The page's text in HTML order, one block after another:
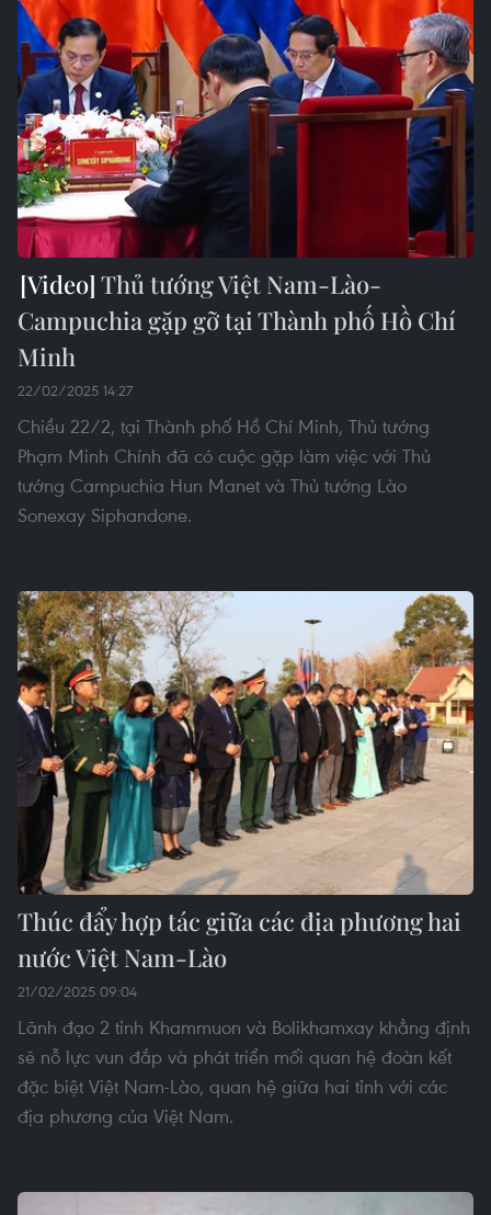
Thủ tướng Việt Nam-Lào-
Campuchia gặp gỡ tại Thành phố Hồ Chí
Minh
22/02/2025 14:27
Chiều 22/2, tại Thành phố Hồ Chí Minh, Thủ tướng
Phạm Minh Chính đã có cuộc gặp làm việc với Thủ
tướng Campuchia Hun Manet và Thủ tướng Lào
Sonexay Siphandone.
Thúc đẩy hợp tác giữa các địa phương hai
nước Việt Nam-Lào
21/02/2025 09:04
Lãnh đạo 2 tỉnh Khammuon và Bolikhamxay khẳng định
sẽ nỗ lực vun đắp và phát triển mối quan hệ đoàn kết
đặc biệt Việt Nam-Lào, quan hệ giữa hai tỉnh với các
địa phương của Việt Nam.